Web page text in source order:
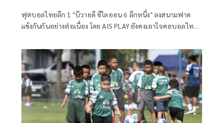
ฟุตบอลไทยลีก 1 "บีวายดี ซีไลออน 6 ลีกหนึ่ง" ลงสนามฟาด
แข้งกันกันอย่างต่อเนื่อง โดย AIS PLAY ยังคงเอาใจคอบอลไทย